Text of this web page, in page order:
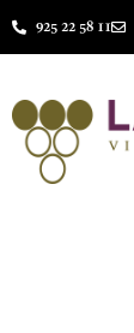
925 22 58 11